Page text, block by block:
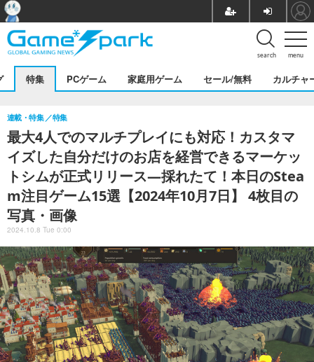
menu
search
特集 PCゲーム 家庭用ゲーム セール/無料 カルチャ
最大4人でのマルチプレイにも対応！カスタマ
イズした自分だけのお店を経営できるマーケッ
トシムが正式リリース―採れたて！本日のStea
m注目ゲーム15選【2024年10月7日】 4枚目の
写真・画像
連載・特集 特集
2024.10.8 Tue 0:00